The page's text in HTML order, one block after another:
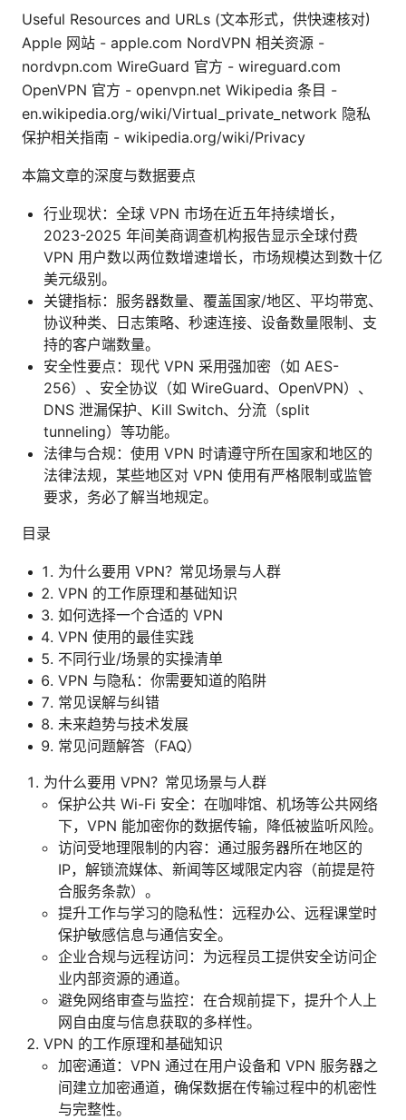
Useful Resources and URLs (文本形式，供快速核对)
Apple 网站 - apple.com NordVPN 相关资源 -
nordvpn.com WireGuard 官方 - wireguard.com
OpenVPN 官方 - openvpn.net Wikipedia 条目 -
en.wikipedia.org/wiki/Virtual_private_network 隐私
保护相关指南 - wikipedia.org/wiki/Privacy
本篇文章的深度与数据要点
行业现状：全球 VPN 市场在近五年持续增长，
2023-2025 年间美商调查机构报告显示全球付费
VPN 用户数以两位数增速增长，市场规模达到数十亿
美元级别。
关键指标：服务器数量、覆盖国家/地区、平均带宽、
协议种类、日志策略、秒速连接、设备数量限制、支
持的客户端数量。
安全性要点：现代 VPN 采用强加密（如 AES-
256）、安全协议（如 WireGuard、OpenVPN）、
DNS 泄漏保护、Kill Switch、分流（split
tunneling）等功能。
法律与合规：使用 VPN 时请遵守所在国家和地区的
法律法规，某些地区对 VPN 使用有严格限制或监管
要求，务必了解当地规定。
目录
为什么要用 VPN？常见场景与人群
VPN 的工作原理和基础知识
如何选择一个合适的 VPN
VPN 使用的最佳实践
不同行业/场景的实操清单
VPN 与隐私：你需要知道的陷阱
常见误解与纠错
未来趋势与技术发展
常见问题解答（FAQ）
为什么要用 VPN？常见场景与人群
保护公共 Wi-Fi 安全：在咖啡馆、机场等公共网络
下，VPN 能加密你的数据传输，降低被监听风险。
访问受地理限制的内容：通过服务器所在地区的
IP，解锁流媒体、新闻等区域限定内容（前提是符
合服务条款）。
提升工作与学习的隐私性：远程办公、远程课堂时
保护敏感信息与通信安全。
企业合规与远程访问：为远程员工提供安全访问企
业内部资源的通道。
避免网络审查与监控：在合规前提下，提升个人上
网自由度与信息获取的多样性。
VPN 的工作原理和基础知识
加密通道：VPN 通过在用户设备和 VPN 服务器之
间建立加密通道，确保数据在传输过程中的机密性
与完整性。